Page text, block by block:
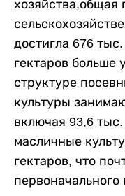
хозяйства,общая
достигла 676
гектаров больше
структуре
культуры
включая 93,6
масличные
гектаров, что